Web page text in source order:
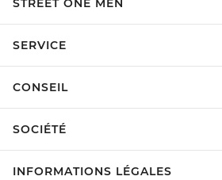
STREET ONE MEN
SERVICE
CONSEIL
SOCIÉTÉ
INFORMATIONS LÉGALES